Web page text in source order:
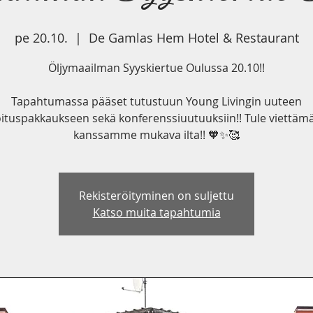
pe 20.10.
  |
De Gamlas Hem Hotel & Restaurant
Öljymaailman Syyskiertue Oulussa 20.10!!
Tapahtumassa pääset tutustuun Young Livingin uuteen
sekä konferenssiuutuuksiin!! Tule
kanssamme mukava ilta!! 🧡✨🥰
Rekisteröityminen on suljettu
Katso muita tapahtumia